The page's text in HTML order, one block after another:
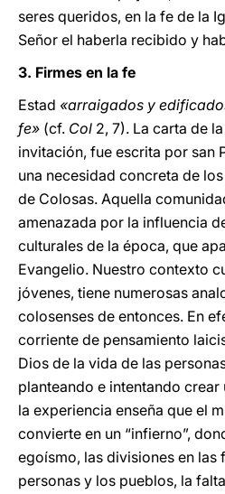
seres queridos, en la fe de la
Señor el haberla recibido y
3. Firmes en la fe
Estad «arraigados y
fe» (cf. Col 2, 7). La carta de
invitación, fue escrita por san
una necesidad concreta de
de Colosas. Aquella
amenazada por la influencia
culturales de la época, que
Evangelio. Nuestro contexto
jóvenes, tiene numerosas
colosenses de entonces. En
corriente de pensamiento
Dios de la vida de las
planteando e intentando crear
la experiencia enseña que el
convierte en un “infierno”,
egoísmo, las divisiones en las
personas y los pueblos, la